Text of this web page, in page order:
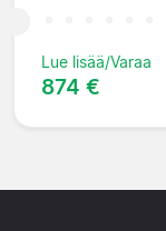
Lue lisää/Varaa
874 €